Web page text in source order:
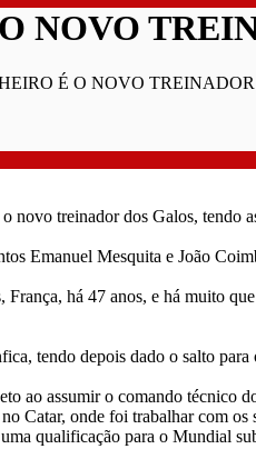
NOVO
É O NOVO TREINADOR
treinador dos Galos, tendo
Emanuel Mesquita e João
há 47 anos, e há muito
tendo depois dado o salto
ao assumir o comando técnico
Catar, onde foi trabalhar com
qualificação para o Mundial